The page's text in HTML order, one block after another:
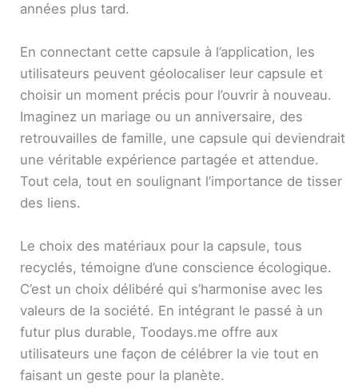
années plus tard.
En connectant cette capsule à l’application, les
utilisateurs peuvent géolocaliser leur capsule et
choisir un moment précis pour l’ouvrir à nouveau.
Imaginez un mariage ou un anniversaire, des
retrouvailles de famille, une capsule qui deviendrait
une véritable expérience partagée et attendue.
Tout cela, tout en soulignant l’importance de tisser
des liens.
Le choix des matériaux pour la capsule, tous
recyclés, témoigne d’une conscience écologique.
C’est un choix délibéré qui s’harmonise avec les
valeurs de la société. En intégrant le passé à un
futur plus durable, Toodays.me offre aux
utilisateurs une façon de célébrer la vie tout en
faisant un geste pour la planète.